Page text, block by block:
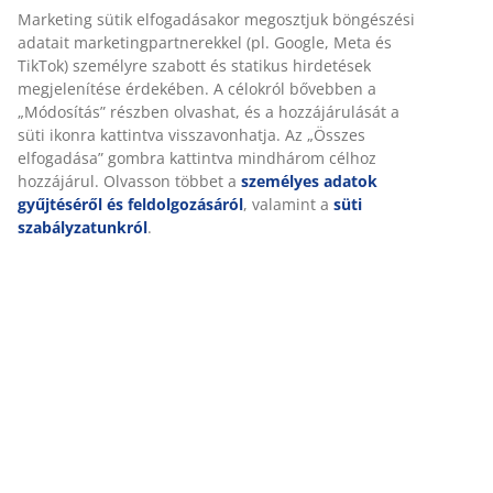
Olyan matracvédőt érdemes választani, amely illik a
matracod méretéhez és az egyéni igényeidhez. A
matracvédők készülhetnek poliészterből, pamutból
vagy kevert anyagból. alaposan gondold meg, mi az
ideális a számodra, vagy ha szükséged van védelemre a
baktériumokkal és a poratkákkal szemben. Ha
nehezedre esik dönteni, a JYSK üzletekben a bolti
személyzet szívesen segít a választásban.
Marketing sütik elfogadásakor megosztjuk böngészési
adatait marketingpartnerekkel (pl. Google, Meta és
TikTok) személyre szabott és statikus hirdetések
megjelenítése érdekében. A célokról bővebben a
„Módosítás” részben olvashat, és a hozzájárulását a
süti ikonra kattintva visszavonhatja. Az „Összes
elfogadása” gombra kattintva mindhárom célhoz
hozzájárul. Olvasson többet a személyes adatok
gyűjtéséről és feldolgozásáról, valamint a süti
szabályzatunkról.